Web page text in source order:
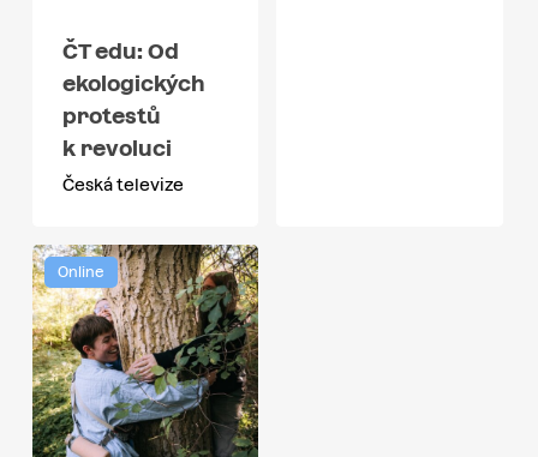
ČT edu: Od
ekologických
protestů
k revoluci
Česká televize
Online